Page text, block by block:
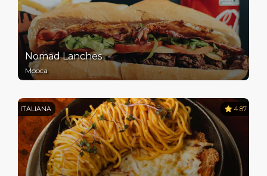
Nomad Lanches
Mooca
ITALIANA 4.87